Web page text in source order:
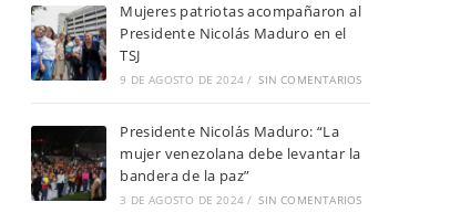
Mujeres patriotas acompañaron al
Presidente Nicolás Maduro en el
TSJ
9 DE AGOSTO DE 2024 / SIN COMENTARIOS
Presidente Nicolás Maduro: “La
mujer venezolana debe levantar la
bandera de la paz”
3 DE AGOSTO DE 2024 / SIN COMENTARIOS